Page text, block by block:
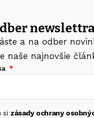
a na odber
naše najnovšie
si zásady ochrany